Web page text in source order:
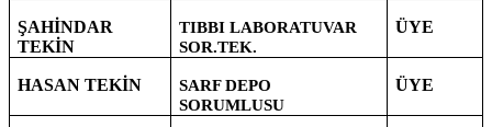
ŞAHİNDAR
TEKİN
TIBBI LABORATUVAR
SOR.TEK.
ÜYE
HASAN TEKİN
SARF DEPO
SORUMLUSU
ÜYE